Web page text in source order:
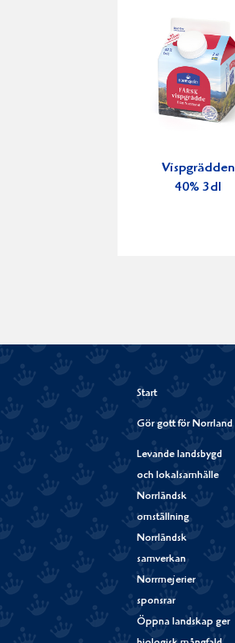
Vispgrädden
40% 3dl
Start
Gör gott för Norrland
Levande landsbygd
och lokalsamhälle
Norrländsk
omställning
Norrländsk
samverkan
Norrmejerier
sponsrar
Öppna landskap ger